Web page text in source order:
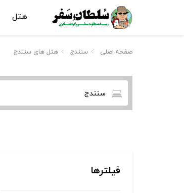
هتل
صفحه اصلی سنندج هتل های سنندج
سنندج
فیلترها